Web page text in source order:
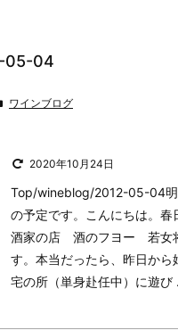
05-04
ワインブログ
2020年10月24日
Top/wineblog/2012-05-04明
の予定です。 こんにちは。春
酒家の店 酒のフヨー 若女
す。本当だったら、昨日から
宅の所（単身赴任中）に遊び